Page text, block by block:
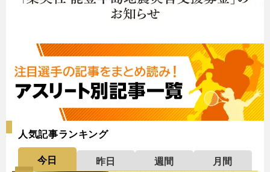
人気記事ランキング
今日 昨日 週間
月間